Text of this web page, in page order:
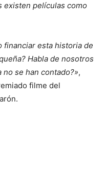
existen películas como
financiar esta historia de
Habla de nosotros
se han contado?»,
filme del